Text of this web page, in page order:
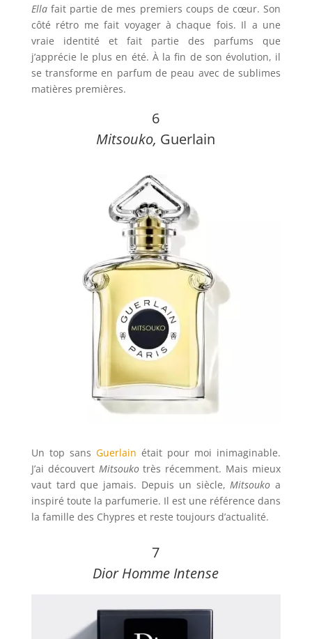
Ellafait partie de mes premiers coups de cœur. Son
côté rétro me fait voyager à chaque fois. Il a une
vraie identité et fait partie des parfums que
j’apprécie le plus en été. À la fin de son évolution, il
se transforme en parfum de peau avec de sublimes
matières premières.
6
Mitsouko, Guerlain
Un top sans Guerlain était pour moi inimaginable.
J’ai découvert Mitsoukotrès récemment. Mais mieux
vaut tard que jamais. Depuis un siècle,Mitsouko a
inspiré toute la parfumerie. Il est une référence dans
la famille des Chypres et reste toujours d’actualité.
7
Dior Homme Intense